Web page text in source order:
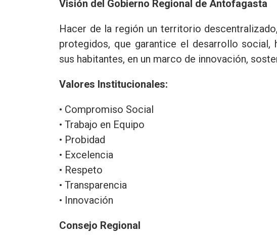
Visión del Gobierno Regional de Antofagasta
Hacer de la región un territorio
protegidos, que garantice el desarrollo
sus habitantes, en un marco de innovación,
Valores Institucionales:
• Compromiso Social
• Trabajo en Equipo
• Probidad
• Excelencia
• Respeto
• Transparencia
• Innovación
Consejo Regional